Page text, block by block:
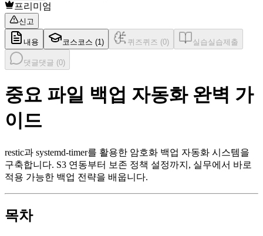
프리미엄
신고
내용 코스 코스 (1 ) 퀴즈퀴즈 (0) 실습실습제출
댓글댓글 (0)
중요 파일 백업 자동화 완벽 가
이드
restic과 systemd-timer를 활용한 암호화 백업 자동화 시스템을
구축합니다. S3 연동부터 보존 정책 설정까지, 실무에서 바로
적용 가능한 백업 전략을 배웁니다.
목차